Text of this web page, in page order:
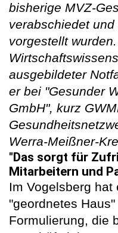
bisherige MVZ-
verabschiedet
vorgestellt
ausgebildeter
er bei "Gesunder
GmbH", kurz
Werra-Meißner-
"Das sorgt für
Mitarbeitern und
Im Vogelsberg
"geordnetes
Formulierung, die